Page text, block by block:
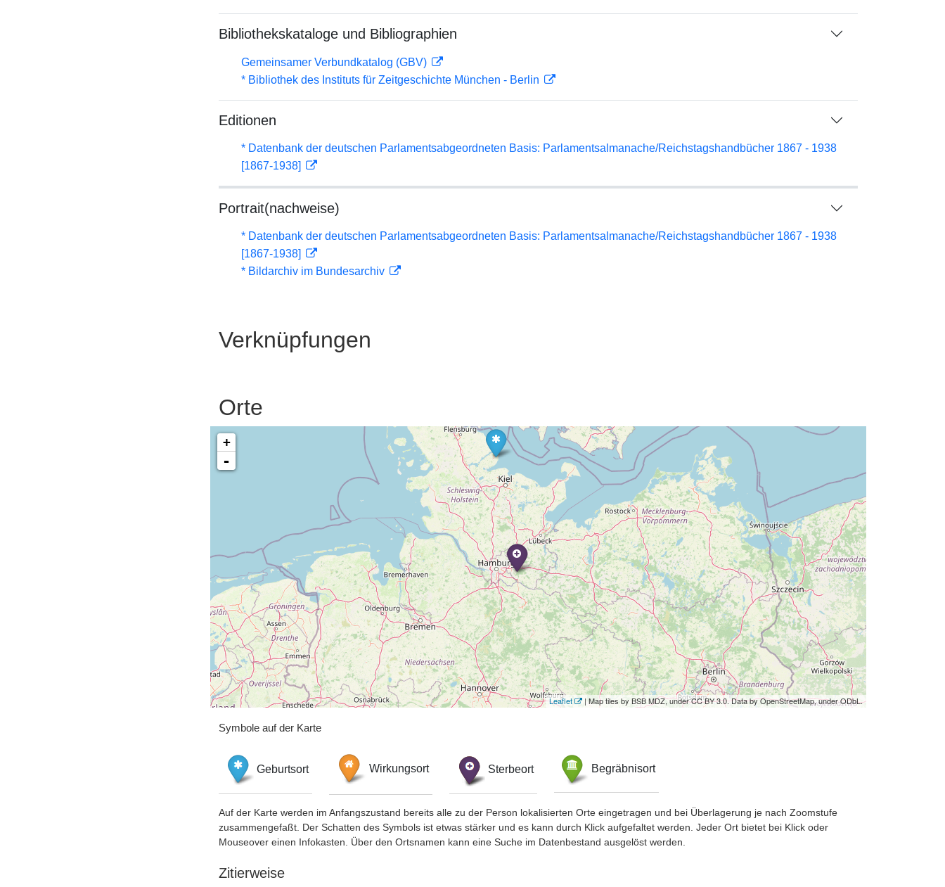
Bibliothekskataloge und Bibliographien
Gemeinsamer Verbundkatalog (GBV)
* Bibliothek des Instituts für Zeitgeschichte München - Berlin
Editionen
* Datenbank der deutschen Parlamentsabgeordneten Basis: Parlamentsalmanache/Reichstagshandbücher 1867 - 1938
[1867-1938]
Portrait(nachweise)
* Datenbank der deutschen Parlamentsabgeordneten Basis: Parlamentsalmanache/Reichstagshandbücher 1867 - 1938
[1867-1938]
* Bildarchiv im Bundesarchiv
Verknüpfungen
Orte
+
-
Leaflet | Map tiles by BSB MDZ, under CC BY 3.0. Data by OpenStreetMap, under ODbL.
Symbole auf der Karte
Geburtsort Wirkungsort Sterbeort Begräbnisort
Auf der Karte werden im Anfangszustand bereits alle zu der Person lokalisierten Orte eingetragen und bei Überlagerung je nach Zoomstufe
zusammengefaßt. Der Schatten des Symbols ist etwas stärker und es kann durch Klick aufgefaltet werden. Jeder Ort bietet bei Klick oder
Mouseover einen Infokasten. Über den Ortsnamen kann eine Suche im Datenbestand ausgelöst werden.
Zitierweise